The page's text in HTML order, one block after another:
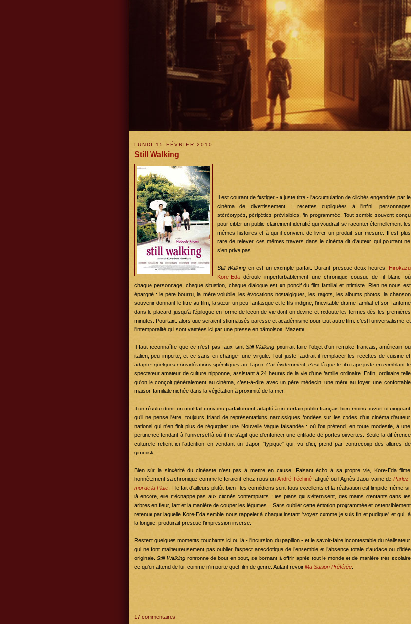
LUNDI 15 FÉVRIER 2010
Still Walking
Il est courant de fustiger - à juste titre - l'accumulation de clichés engendrés par le
cinéma de divertissement : recettes dupliquées à l'infini, personnages
stéréotypés, péripéties prévisibles, fin programmée. Tout semble souvent conçu
pour cibler un public clairement identifié qui voudrait se raconter éternellement les
mêmes histoires et à qui il convient de livrer un produit sur mesure. Il est plus
rare de relever ces mêmes travers dans le cinéma dit d'auteur qui pourtant ne
s’en prive pas.
Still Walking en est un exemple parfait. Durant presque deux heures,
Hirokazu
Kore-Edadéroule imperturbablement une chronique cousue de fil blanc où
chaque personnage, chaque situation, chaque dialogue est un poncif du film familial et intimiste. Rien ne nous est
épargné : le père bourru, la mère volubile, les évocations nostalgiques, les ragots, les albums photos, la chanson
souvenir donnant le titre au film, la sœur un peu fantasque et le fils indigne, l'inévitable drame familial et son fantôme
dans le placard, jusqu’à l’épilogue en forme de leçon de vie dont on devine et redoute les termes dès les premières
minutes. Pourtant, alors que seraient stigmatisés paresse et académisme pour tout autre film, c’est l’universalisme et
l'intemporalité qui sont vantées ici par une presse en pâmoison. Mazette.
Il faut reconnaître que ce n’est pas faux tant Still Walking pourrait faire l'objet d'un remake français, américain ou
italien, peu importe, et ce sans en changer une virgule. Tout juste faudrait-il remplacer les recettes de cuisine et
adapter quelques considérations spécifiques au Japon. Car évidemment, c'est là que le film tape juste en comblant le
spectateur amateur de culture nipponne, assistant à 24 heures de la vie d'une famille ordinaire. Enfin, ordinaire telle
qu'on le conçoit généralement au cinéma, c’est-à-dire avec un père médecin, une mère au foyer, une confortable
maison familiale nichée dans la végétation à proximité de la mer.
Il en résulte donc un cocktail convenu parfaitement adapté à un certain public français bien moins ouvert et exigeant
qu’il ne pense l'être, toujours friand de représentations narcissiques fondées sur les codes d'un cinéma d'auteur
national qui n'en finit plus de régurgiter une Nouvelle Vague faisandée : où l'on prétend, en toute modestie, à une
pertinence tendant à l'universel là où il ne s'agit que d'enfoncer une enfilade de portes ouvertes. Seule la différence
culturelle retient ici l'attention en vendant un Japon "typique" qui, vu d'ici, prend par contrecoup des allures de
gimmick.
Bien sûr la sincérité du cinéaste n'est pas à mettre en cause. Faisant écho à sa propre vie, Kore-Eda filme
honnêtement sa chronique comme le feraient chez nous un André Téchiné fatigué ou l’Agnès Jaoui vaine de Parlez-
moi de la Pluie . Il le fait d'ailleurs plutôt bien : les comédiens sont tous excellents et la réalisation est limpide même si,
là encore, elle n'échappe pas aux clichés contemplatifs : les plans qui s’éternisent, des mains d’enfants dans les
arbres en fleur, l’art et la manière de couper les légumes... Sans oublier cette émotion programmée et ostensiblement
retenue par laquelle Kore-Eda semble nous rappeler à chaque instant "voyez comme je suis fin et pudique" et qui, à
la longue, produirait presque l’impression inverse.
Restent quelques moments touchants ici ou là - l'incursion du papillon - et le savoir-faire incontestable du réalisateur
qui ne font malheureusement pas oublier l'aspect anecdotique de l’ensemble et l’absence totale d'audace ou d'idée
originale.Still Walkingronronne de bout en bout, se bornant à offrir après tout le monde et de manière très scolaire
ce qu'on attend de lui, comme n'importe quel film de genre. Autant revoir Ma Saison Préférée.
17 commentaires: